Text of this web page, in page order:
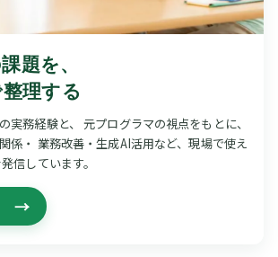
題を、
理する
実務経験と、 元プログラマの視点をもとに、
係・ 業務改善・生成AI活用など、現場で使え
信しています。
→